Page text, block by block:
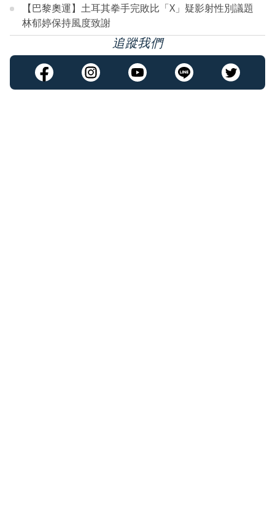
【巴黎奧運】土耳其拳手完敗比「X」疑影射性別議題
林郁婷保持風度致謝
追蹤我們